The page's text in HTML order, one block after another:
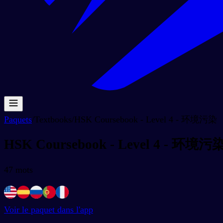
Paquets/Textbooks/HSK Coursebook - Level 4 - 环境污染
HSK Coursebook - Level 4 - 环境污
47 mots
Voir le paquet dans l'app